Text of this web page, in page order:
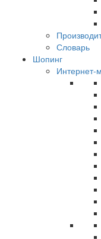
Словарь
Шопинг
Интернет-